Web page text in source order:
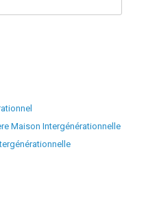
Maison Intergénérationnelle